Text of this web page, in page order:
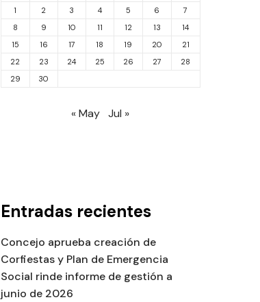
1 2 3 4 5 6
7
8
9 10 11 12 13
14
15
16 17 18 19 20
21
22
23 24 25 26 27
28
29
30
« May Jul »
Entradas recientes
Concejo aprueba creación de
Corfiestas y Plan de Emergencia
Social rinde informe de gestión a
junio de 2026